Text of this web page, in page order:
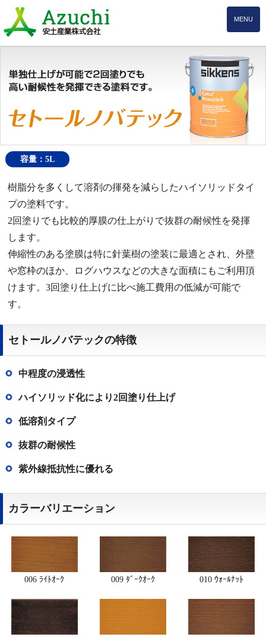
MENU
容量：5L
樹脂分を多くして溶剤の揮発を減らしたハイソリッドタイ
プの塗料です。
2回塗りでも比較的厚膜の仕上がりで抜群の耐候性を発揮
します。
伸縮性のある塗膜は特に針葉樹の塗装に最適とされ、外壁
や窓枠のほか、ログハウスなどの大きな面積にもご利用頂
けます。3回塗り仕上げに比べ施工費用の低減が可能で
す。
セトールノバテックの特徴
中程度の浸透性
ハイソリッド化により2回塗り仕上げ
低溶剤タイプ
抜群の耐候性
紫外線抵抗性に優れる
カラーバリエーション
006 ﾗｲﾄｵｰｸ 009 ﾀﾞｰｸｵｰｸ 010 ｳｫｰﾙﾅｯﾄ